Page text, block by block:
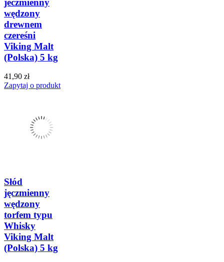
wędzony
drewnem
czereśni
Viking Malt
(Polska) 5 kg
41,90 zł
Zapytaj o produkt
Słód
jęczmienny
wędzony
torfem typu
Whisky
Viking Malt
(Polska) 5 kg